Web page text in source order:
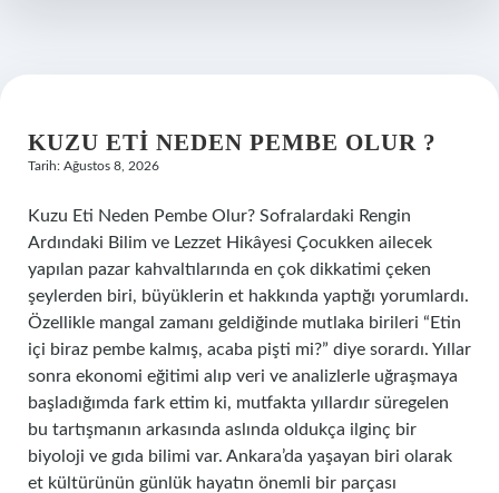
KUZU ETI NEDEN PEMBE OLUR ?
Tarih: Ağustos 8, 2026
Kuzu Eti Neden Pembe Olur? Sofralardaki Rengin
Ardındaki Bilim ve Lezzet Hikâyesi Çocukken ailecek
yapılan pazar kahvaltılarında en çok dikkatimi çeken
şeylerden biri, büyüklerin et hakkında yaptığı yorumlardı.
Özellikle mangal zamanı geldiğinde mutlaka birileri “Etin
içi biraz pembe kalmış, acaba pişti mi?” diye sorardı. Yıllar
sonra ekonomi eğitimi alıp veri ve analizlerle uğraşmaya
başladığımda fark ettim ki, mutfakta yıllardır süregelen
bu tartışmanın arkasında aslında oldukça ilginç bir
biyoloji ve gıda bilimi var. Ankara’da yaşayan biri olarak
et kültürünün günlük hayatın önemli bir parçası